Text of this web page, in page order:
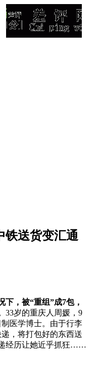
铁送货变汇通
下，被“重组”成7包，
33岁的重庆人周媛，9
医学博士。由于行李
，将打包好的东西送
经历让她近乎抓狂……